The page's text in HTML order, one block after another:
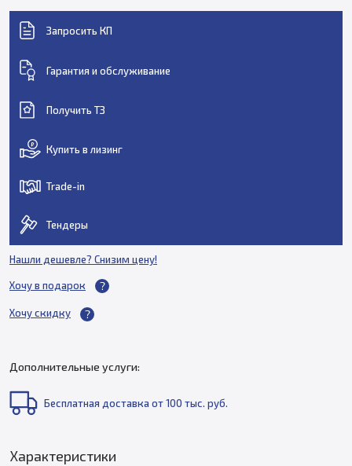
Запросить КП
Гарантия и обслуживание
Получить ТЗ
Купить в лизинг
Trade-in
Тендеры
Нашли дешевле? Снизим цену!
Хочу в подарок
Хочу скидку
Дополнительные услуги:
Бесплатная доставка от 100 тыс. руб.
Характеристики